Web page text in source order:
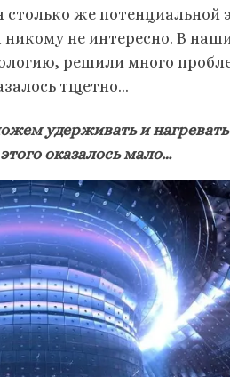
же потенциальной
не интересно. В
решили много
тщетно…
удерживать и нагревать
оказалось мало…